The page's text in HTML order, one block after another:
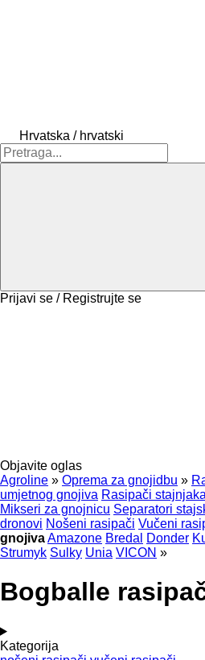
Hrvatska / hrvatski
Prijavi se / Registrujte se
Objavite oglas
Agroline » Oprema za gnojidbu »
umjetnog gnojiva Rasipači stajnjaka
Mikseri za gnojnicu Separatori
dronovi Nošeni rasipači Vučeni
gnojivaAmazone Bredal Donder
Strumyk Sulky Unia VICON »
Bogballe
Kategorija